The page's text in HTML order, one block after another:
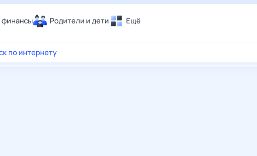
Родители и дети Ещё
Еда
по интернету